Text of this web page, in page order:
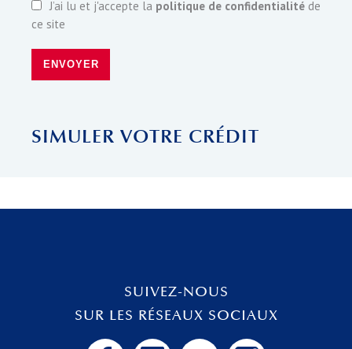
J’ai lu et j'accepte la politique de confidentialité de
ce site
ENVOYER
SIMULER VOTRE CRÉDIT
SUIVEZ-NOUS
SUR LES RÉSEAUX SOCIAUX